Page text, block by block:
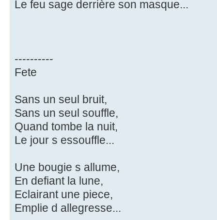
Le feu sage derrière son masque...
----------
Fete
Sans un seul bruit,
Sans un seul souffle,
Quand tombe la nuit,
Le jour s essouffle...
Une bougie s allume,
En defiant la lune,
Eclairant une piece,
Emplie d allegresse...